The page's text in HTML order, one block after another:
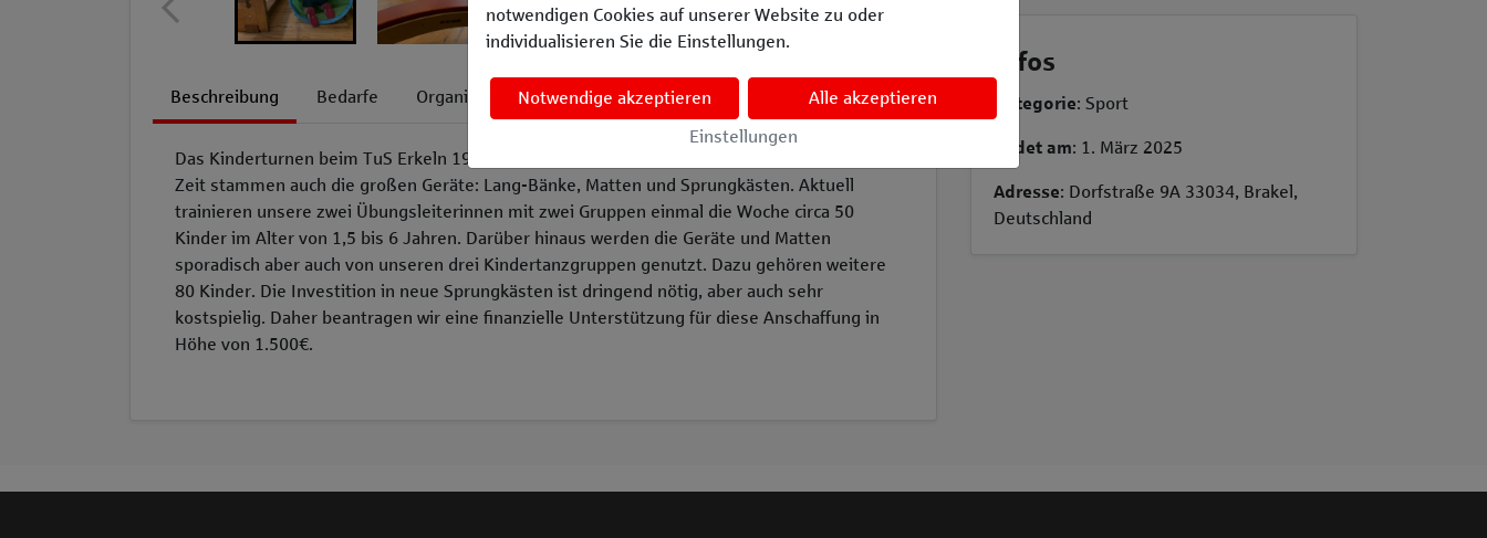
notwendigen Cookies auf unserer Website zu oder
individualisieren Sie die Einstellungen.
Notwendige akzeptieren Alle akzeptieren
Einstellungen
Beschreibung Bedarfe Organisation Nachhaltigkeitsziel
Das Kinderturnen beim TuS Erkeln 1910 e.V. gibt es schon seit über 40 Jahren. Aus dieser
Zeit stammen auch die großen Geräte: Lang-Bänke, Matten und Sprungkästen. Aktuell
trainieren unsere zwei Übungsleiterinnen mit zwei Gruppen einmal die Woche circa 50
Kinder im Alter von 1,5 bis 6 Jahren. Darüber hinaus werden die Geräte und Matten
sporadisch aber auch von unseren drei Kindertanzgruppen genutzt. Dazu gehören weitere
80 Kinder. Die Investition in neue Sprungkästen ist dringend nötig, aber auch sehr
kostspielig. Daher beantragen wir eine finanzielle Unterstützung für diese Anschaffung in
Höhe von 1.500€.
Infos
Kategorie: Sport
Endet am: 1. März 2025
Adresse: Dorfstraße 9A 33034, Brakel,
Deutschland